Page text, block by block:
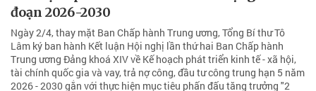
đoạn 2026-2030
Ngày 2/4, thay mặt Ban Chấp hành Trung ương, Tổng Bí thư Tô
Lâm ký ban hành Kết luận Hội nghị lần thứ hai Ban Chấp hành
Trung ương Đảng khoá XIV về Kế hoạch phát triển kinh tế - xã hội,
tài chính quốc gia và vay, trả nợ công, đầu tư công trung hạn 5 năm
2026 - 2030 gắn với thực hiện mục tiêu phấn đấu tăng trưởng "2